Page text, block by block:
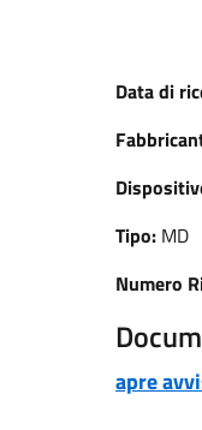
Data di
Tipo: MD
Numero
apre